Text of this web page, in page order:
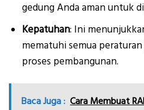
gedung Anda aman untuk
Kepatuhan: Ini
mematuhi semua
proses pembangunan.
Baca Juga : Cara Membuat